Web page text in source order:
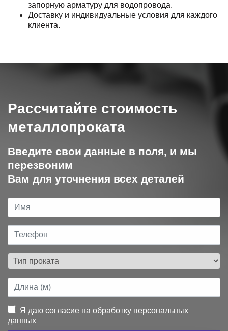
запорную арматуру для водопровода.
Доставку и индивидуальные условия для каждого
клиента.
Рассчитайте стоимость
металлопроката
Введите свои данные в поля, и мы
перезвоним
Вам для уточнения всех деталей
Я даю согласие на обработку персональных
данных